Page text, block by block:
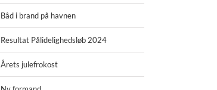
Båd i brand på havnen
Resultat Pålidelighedsløb 2024
Årets julefrokost